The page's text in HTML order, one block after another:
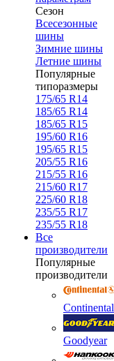
Сезон
Всесезонные
шины
Зимние шины
Летние шины
Популярные
типоразмеры
175/65 R14
185/65 R14
185/65 R15
195/60 R16
195/65 R15
205/55 R16
215/55 R16
215/60 R17
225/60 R18
235/55 R17
235/55 R18
Все
производители
Популярные
производители
Continental
Goodyear